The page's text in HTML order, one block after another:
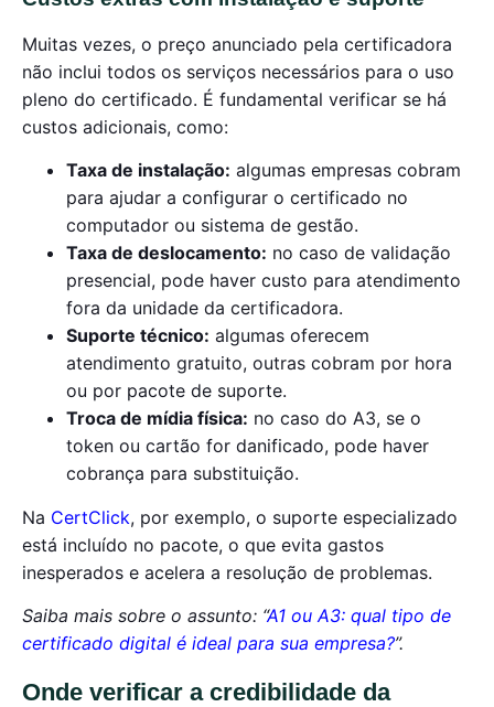
Muitas vezes, o preço anunciado pela certificadora
não inclui todos os serviços necessários para o uso
pleno do certificado. É fundamental verificar se há
custos adicionais, como:
Taxa de instalação: algumas empresas cobram
para ajudar a configurar o certificado no
computador ou sistema de gestão.
Taxa de deslocamento: no caso de validação
presencial, pode haver custo para atendimento
fora da unidade da certificadora.
Suporte técnico: algumas oferecem
atendimento gratuito, outras cobram por hora
ou por pacote de suporte.
Troca de mídia física: no caso do A3, se o
token ou cartão for danificado, pode haver
cobrança para substituição.
Na CertClick, por exemplo, o suporte especializado
está incluído no pacote, o que evita gastos
inesperados e acelera a resolução de problemas.
Saiba mais sobre o assunto: “A1 ou A3: qual tipo de
certificado digital é ideal para sua empresa?”.
Onde verificar a credibilidade da